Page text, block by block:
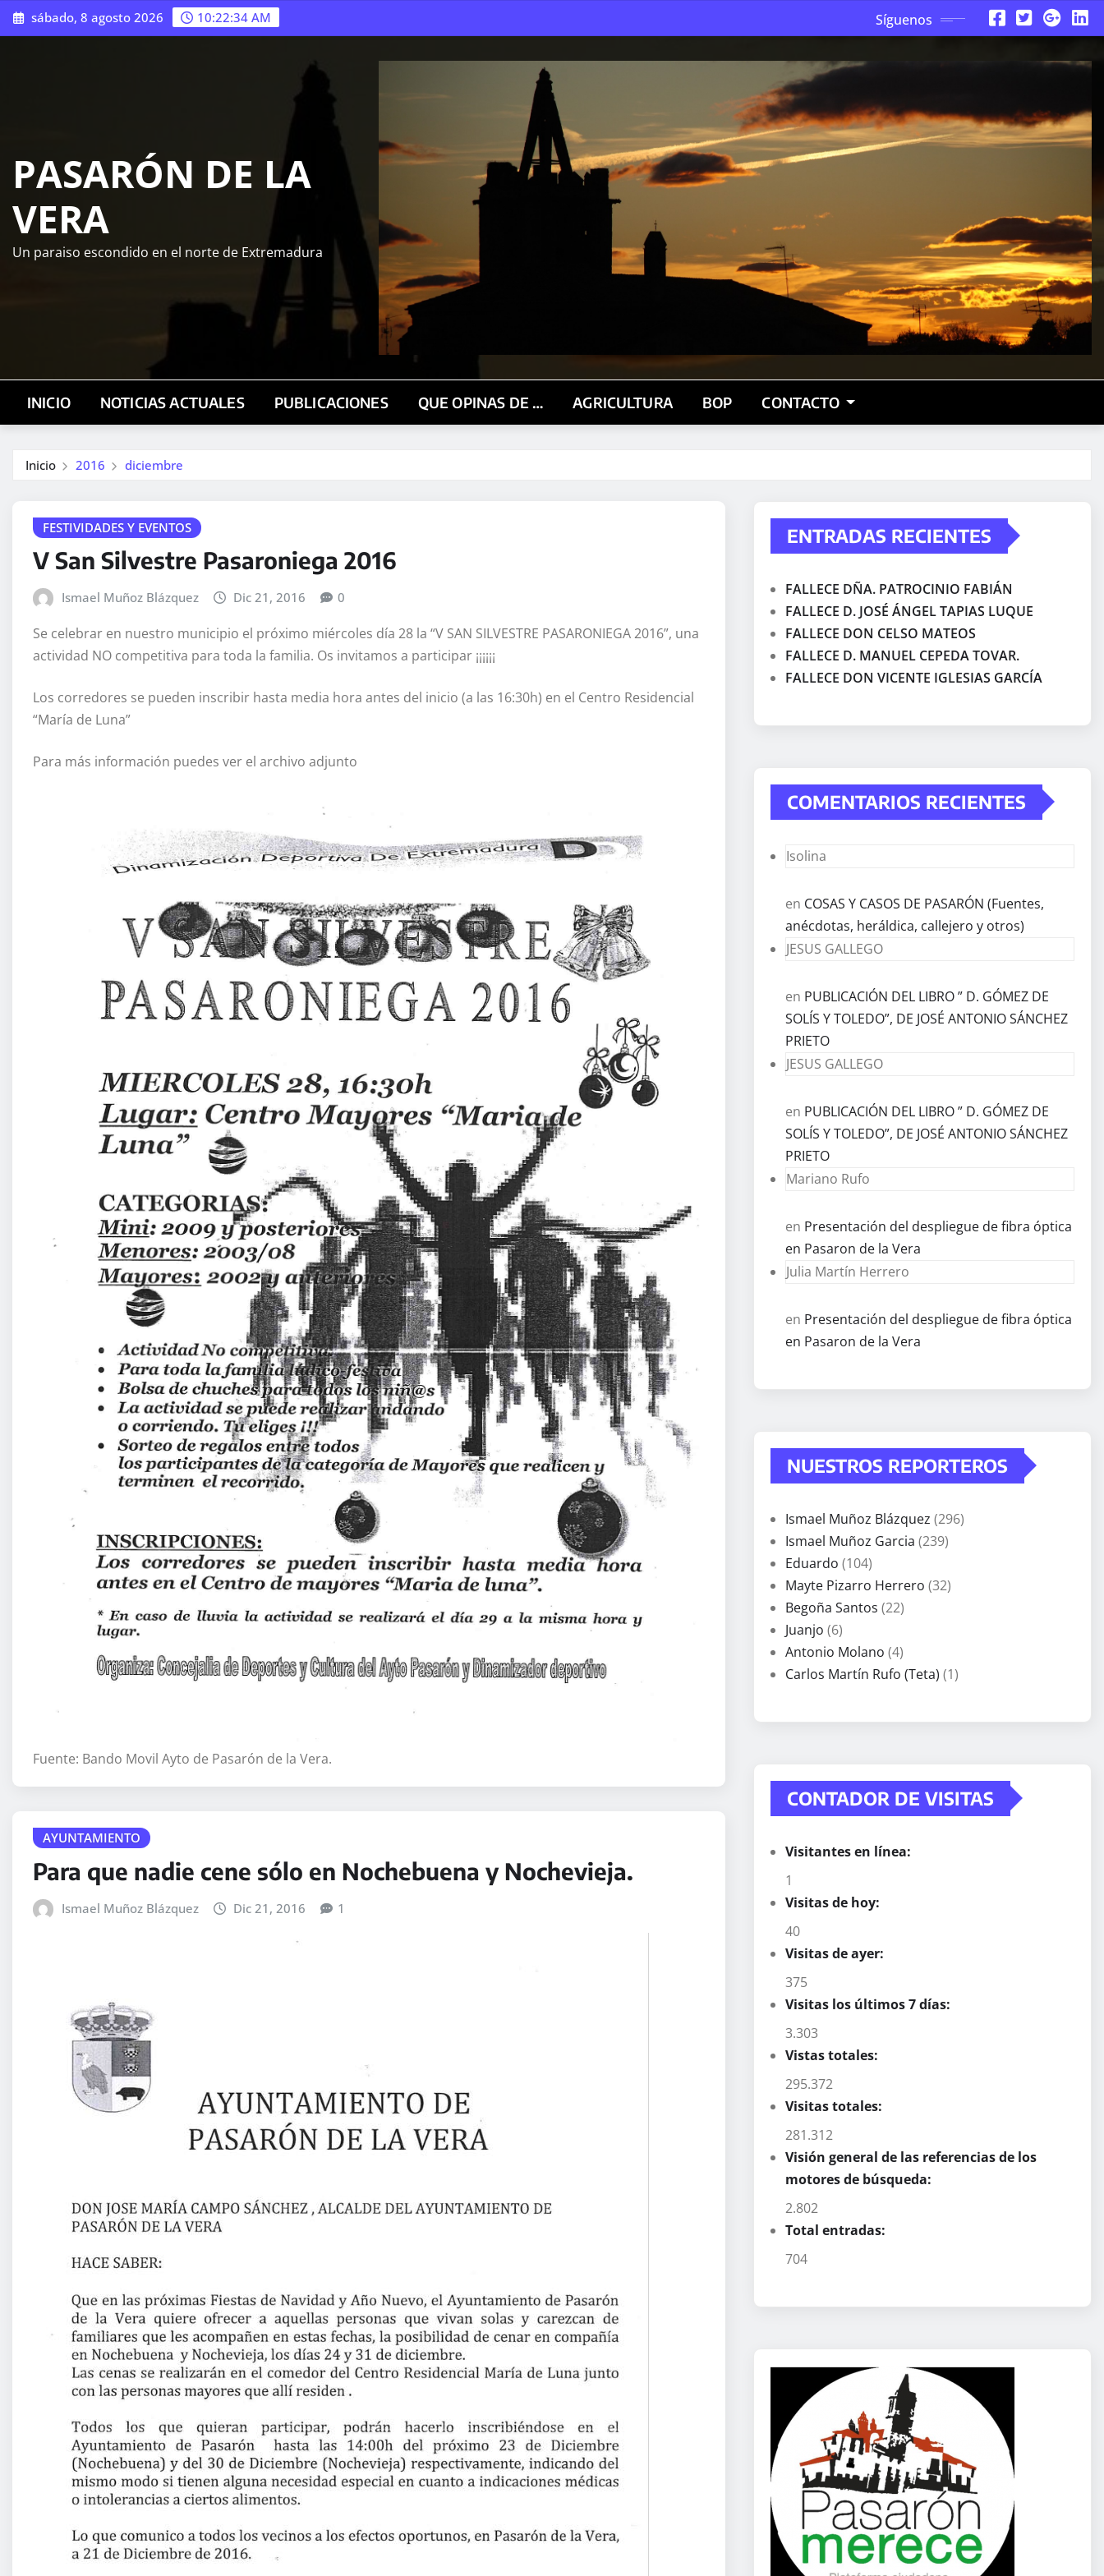
Saltar
al
sábado, 8 agosto 2026 10:22:35 AM Síguenos
PASARÓN DE LA
VERA
Un paraiso escondido en el norte de Extremadura
INICIO NOTICIAS ACTUALES PUBLICACIONES QUE OPINAS DE … AGRICULTURA BOP CONTACTO
Inicio 2016 diciembre
FESTIVIDADES Y EVENTOS
V San Silvestre Pasaroniega 2016
Ismael Muñoz Blázquez Dic 21, 2016 0
Se celebrar en nuestro municipio el próximo miércoles día 28 la “V SAN SILVESTRE PASARONIEGA 2016”, una
actividad NO competitiva para toda la familia. Os invitamos a participar ¡¡¡¡¡¡
Los corredores se pueden inscribir hasta media hora antes del inicio (a las 16:30h) en el Centro Residencial
“María de Luna”
Para más información puedes ver el archivo adjunto
Fuente: Bando Movil Ayto de Pasarón de la Vera.
AYUNTAMIENTO
Para que nadie cene sólo en Nochebuena y Nochevieja.
Ismael Muñoz Blázquez Dic 21, 2016 1
ENTRADAS RECIENTES
FALLECE DÑA. PATROCINIO FABIÁN
FALLECE D. JOSÉ ÁNGEL TAPIAS LUQUE
FALLECE DON CELSO MATEOS
FALLECE D. MANUEL CEPEDA TOVAR.
FALLECE DON VICENTE IGLESIAS GARCÍA
COMENTARIOS RECIENTES
Isolina
en COSAS Y CASOS DE PASARÓN (Fuentes,
anécdotas, heráldica, callejero y otros)
JESUS GALLEGO
en PUBLICACIÓN DEL LIBRO ” D. GÓMEZ DE
SOLÍS Y TOLEDO”, DE JOSÉ ANTONIO SÁNCHEZ
PRIETO
JESUS GALLEGO
en PUBLICACIÓN DEL LIBRO ” D. GÓMEZ DE
SOLÍS Y TOLEDO”, DE JOSÉ ANTONIO SÁNCHEZ
PRIETO
Mariano Rufo
en Presentación del despliegue de fibra óptica
en Pasaron de la Vera
Julia Martín Herrero
en Presentación del despliegue de fibra óptica
en Pasaron de la Vera
NUESTROS REPORTEROS
Ismael Muñoz Blázquez (296)
Ismael Muñoz Garcia (239)
Eduardo (104)
Mayte Pizarro Herrero (32)
Begoña Santos (22)
Juanjo (6)
Antonio Molano (4)
Carlos Martín Rufo (Teta) (1)
CONTADOR DE VISITAS
Visitantes en línea:
1
Visitas de hoy:
40
Visitas de ayer:
375
Visitas los últimos 7 días:
3.303
Vistas totales:
295.372
Visitas totales:
281.312
Visión general de las referencias de los
motores de búsqueda:
2.802
Total entradas:
704